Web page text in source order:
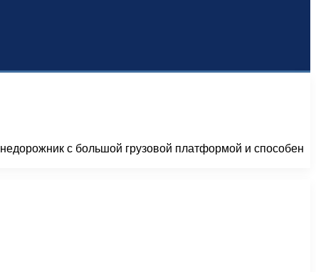
с большой грузовой платформой и способен